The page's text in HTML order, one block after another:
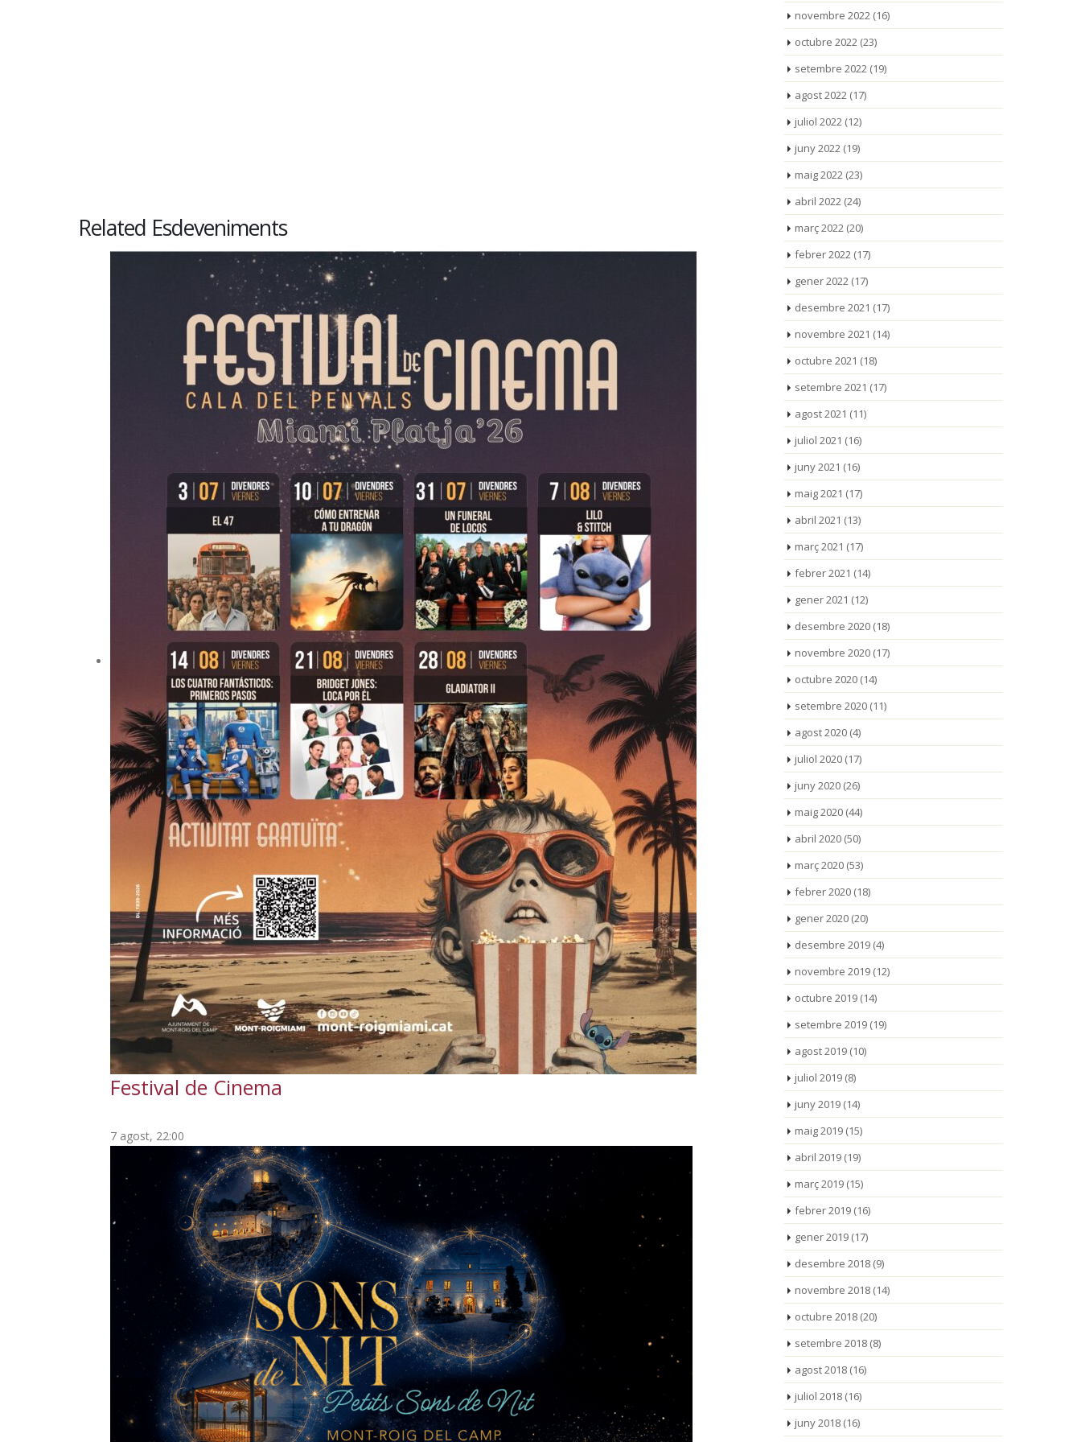
Related Esdeveniments
Festival de Cinema
7 agost, 22:00
novembre 2022(16)
octubre 2022(23)
setembre 2022(19)
agost 2022(17)
juliol 2022(12)
juny 2022(19)
maig 2022(23)
abril 2022(24)
març 2022(20)
febrer 2022(17)
gener 2022(17)
desembre 2021 (17)
novembre 2021 (14)
octubre 2021 (18)
setembre 2021 (17)
agost 2021 (11)
juliol 2021 (16)
juny 2021 (16)
maig 2021 (17)
abril 2021 (13)
març 2021 (17)
febrer 2021 (14)
gener 2021 (12)
desembre 2020(18)
novembre 2020(17)
octubre 2020(14)
setembre 2020(11)
agost 2020(4)
juliol 2020(17)
juny 2020(26)
maig 2020(44)
abril 2020(50)
març 2020(53)
febrer 2020(18)
gener 2020(20)
desembre 2019(4)
novembre 2019(12)
octubre 2019(14)
setembre 2019(19)
agost 2019(10)
juliol 2019(8)
juny 2019(14)
maig 2019(15)
abril 2019(19)
març 2019(15)
febrer 2019(16)
gener 2019(17)
desembre 2018(9)
novembre 2018(14)
octubre 2018(20)
setembre 2018(8)
agost 2018(16)
juliol 2018(16)
juny 2018(16)